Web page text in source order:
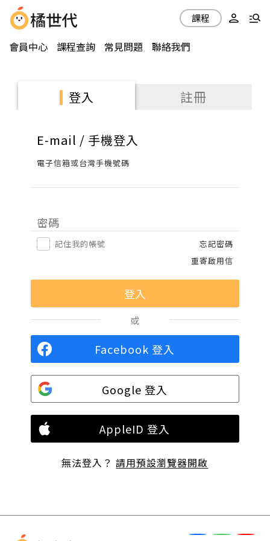
會員中心 課程查詢 常見問題 聯絡我們
課程
登入 註冊
E-mail / 手機登入
電子信箱或台灣手機號碼
密碼
記住我的帳號
忘記密碼
重寄啟用信
或
Facebook 登入
Google 登入
AppleID 登入
無法登入？請用預設瀏覽器開啟